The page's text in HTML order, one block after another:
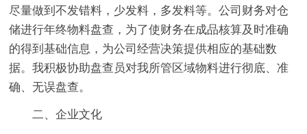
尽量做到不发错料，少发料，多发料等。公司财务对仓
储进行年终物料盘查，为了使财务在成品核算及时准确
的得到基础信息，为公司经营决策提供相应的基础数
据。我积极协助盘查员对我所管区域物料进行彻底、准
确、无误盘查。
二、企业文化